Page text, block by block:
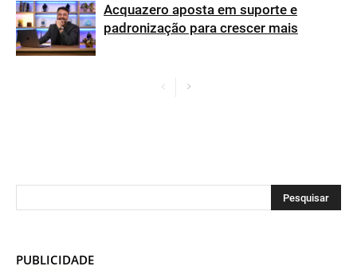
Acquazero aposta em suporte e
padronização para crescer mais
PUBLICIDADE